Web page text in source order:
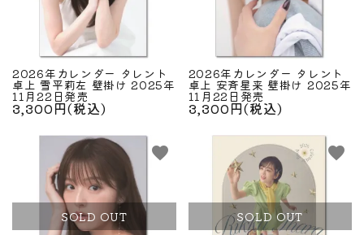
2026年カレンダー タレント
卓上 雪平莉左 壁掛け 2025年
11月22日発売
3,300円(税込)
2026年カレンダー タレント
卓上 安斉星来 壁掛け 2025年
11月22日発売
3,300円(税込)
SOLD OUT
favorite
SOLD OUT
favorite